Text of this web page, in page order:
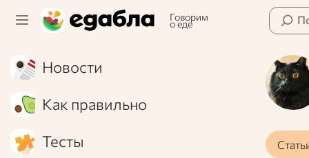
Говорим
о еде
Новости
Как правильно
Тесты